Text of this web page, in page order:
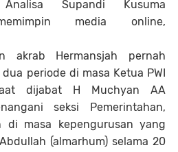
Supandi Kusuma
media online,
akrab Hermansjah pernah
periode di masa Ketua PWI
dijabat H Muchyan AA
seksi Pemerintahan,
di masa kepengurusan yang
(almarhum) selama 20